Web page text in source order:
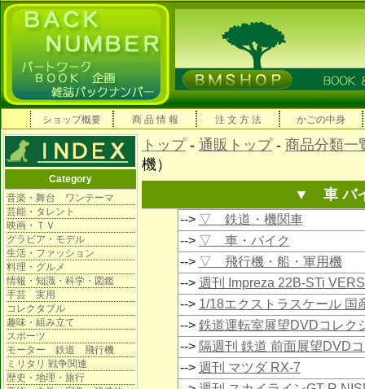
ショップ概要 商 品 情 報 注 文 方 法 かごの中身
Category
音楽・舞台 ワンテーマ
芸能・タレント
映画・ＴＶ
グラビア・モデル
生活・ファッション
料理・グルメ
情報・知識・科学・図鑑
手芸 実用
コレクタブル
趣味・組み立て
スポーツ
モーター 鉄道 飛行機
ミリタリ 戦争関連
歴史・地理・旅行
トップ- 通販トップ- 商品分類一
機）
▼ 車 バ
--> ▽ 鉄道・機関車
--> ▽ 車・バイク
--> ▽ 飛行機・船・軍用機
--> 週刊 Impreza 22B-STi
--> 1/18エクストラスケール 国
--> 鉄道運転室展望DVDコレク
--> 隔週刊 鉄道 前面展望DVD
--> 週刊 マツダ RX-7